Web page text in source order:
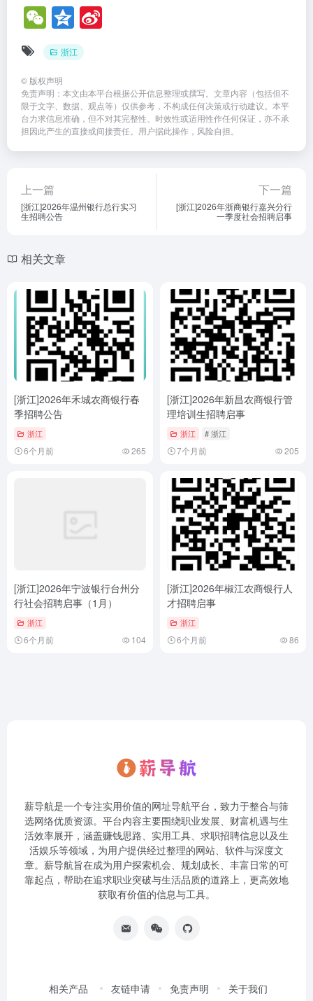
W
e
C
h
at
Q
z
o
n
e
W
ei
b
o
浙江
© 版权声明
免责声明：本文由本平台根据公开信息整理或撰写。文章内容（包括但不
限于文字、数据、观点等）仅供参考，不构成任何决策或行动建议。本平
台力求信息准确，但不对其完整性、时效性或适用性作任何保证，亦不承
担因此产生的直接或间接责任。用户据此操作，风险自担。
上一篇
[浙江]2026年温州银行总行实习
生招聘公告
下一篇
[浙江]2026年浙商银行嘉兴分行
一季度社会招聘启事
相关文章
[浙江]2026年禾城农商银行春
季招聘公告
浙江
6个月前 265
[浙江]2026年新昌农商银行管
理培训生招聘启事
浙江 # 浙江
7个月前 205
[浙江]2026年宁波银行台州分
行社会招聘启事（1月）
浙江
6个月前 104
[浙江]2026年椒江农商银行人
才招聘启事
浙江
6个月前 86
薪导航是一个专注实用价值的网址导航平台，致力于整合与筛
选网络优质资源。平台内容主要围绕职业发展、财富机遇与生
活效率展开，涵盖赚钱思路、实用工具、求职招聘信息以及生
活娱乐等领域，为用户提供经过整理的网站、软件与深度文
章。薪导航旨在成为用户探索机会、规划成长、丰富日常的可
靠起点，帮助在追求职业突破与生活品质的道路上，更高效地
获取有价值的信息与工具。
相关产品 友链申请 免责声明 关于我们